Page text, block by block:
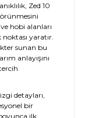
Zed 10
hobi alanları
yaratır.
sunan bu
anlayışını
detayları,
bir
ilk